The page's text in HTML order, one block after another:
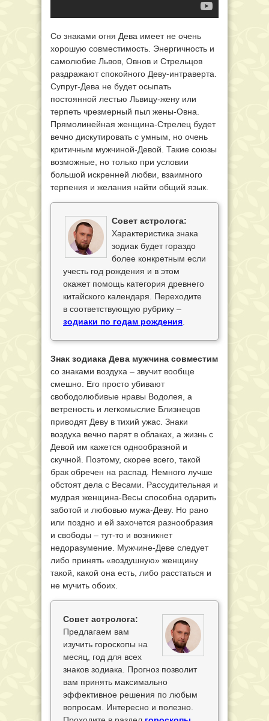
Со знаками огня Дева имеет не очень
хорошую совместимость. Энергичность и
самолюбие Львов, Овнов и Стрельцов
раздражают спокойного Деву-интраверта.
Супруг-Дева не будет осыпать
постоянной лестью Львицу-жену или
терпеть чрезмерный пыл жены-Овна.
Прямолинейная женщина-Стрелец будет
вечно дискутировать с умным, но очень
критичным мужчиной-Девой. Такие союзы
возможные, но только при условии
большой искренней любви, взаимного
терпения и желания найти общий язык.
Совет астролога:
Характеристика знака
зодиак будет гораздо
более конкретным если
учесть год рождения и в этом
окажет помощь категория древнего
китайского календаря. Переходите
в соответствующую рубрику –
зодиаки по годам рождения
Знак зодиака Дева мужчина совместим
со знаками воздуха – звучит вообще
смешно. Его просто убивают
свободолюбивые нравы Водолея, а
ветреность и легкомыслие Близнецов
приводят Деву в тихий ужас. Знаки
воздуха вечно парят в облаках, а жизнь с
Девой им кажется однообразной и
скучной. Поэтому, скорее всего, такой
брак обречен на распад. Немного лучше
обстоят дела с Весами. Рассудительная и
мудрая женщина-Весы способна одарить
заботой и любовью мужа-Деву. Но рано
или поздно и ей захочется разнообразия
и свободы – тут-то и возникнет
недоразумение. Мужчине-Деве следует
либо принять «воздушную» женщину
такой, какой она есть, либо расстаться и
не мучить обоих.
Совет астролога:
Предлагаем вам
изучить гороскопы на
месяц, год для всех
знаков зодиака. Прогноз позволит
вам принять максимально
эффективное решения по любым
вопросам. Интересно и полезно.